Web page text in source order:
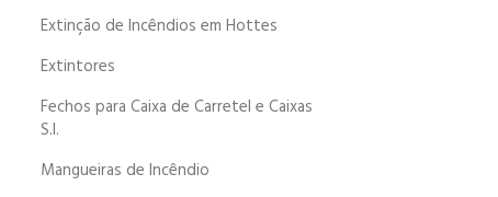
Extinção de Incêndios em Hottes
Extintores
Fechos para Caixa de Carretel e Caixas
S.I.
Mangueiras de Incêndio